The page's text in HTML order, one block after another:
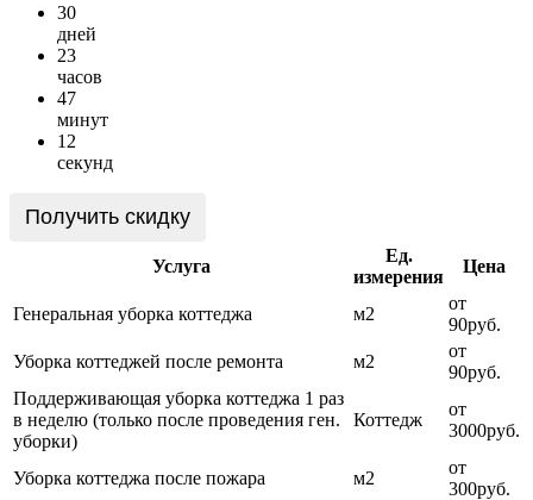
30
дней
23
часов
47
минут
1 2
секунд
Получить скидку
Услуга
Ед.
измерения
Цена
Генеральная уборка коттеджа м2
от
90руб.
Уборка коттеджей после ремонта
м2
от
90руб.
Поддерживающая уборка коттеджа 1 раз
в неделю (только после проведения ген.
уборки)
Коттедж
от
3000руб.
Уборка коттеджа после пожара м2
от
300руб.